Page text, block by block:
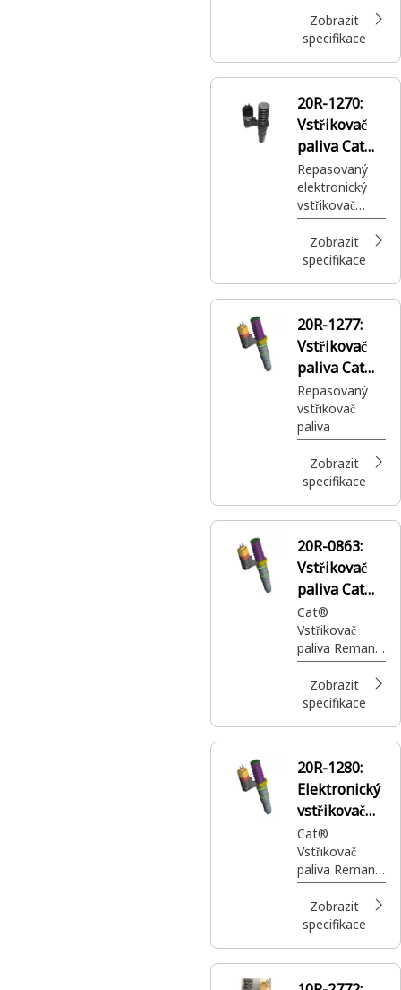
Zobrazit
specifikace
20R-1270:
Vstřikovač
paliva Cat®
Reman
Repasovaný
elektronický
vstřikovač
paliva Cat®
s povlakovaný
m plunžrem
potrubí
Zobrazit
specifikace
20R-1277:
Vstřikovač
paliva Cat®
Reman
Repasovaný
vstřikovač
paliva
Zobrazit
specifikace
20R-0863:
Vstřikovač
paliva Cat®
Reman
Cat®
Vstřikovač
paliva Reman
dodává
vysokotlaké
palivo do válce
Zobrazit
specifikace
20R-1280:
Elektronický
vstřikovač
paliva Cat®
Reman
Cat®
Vstřikovač
paliva Reman
dodává
vysokotlaké
palivo do válce
Zobrazit
specifikace